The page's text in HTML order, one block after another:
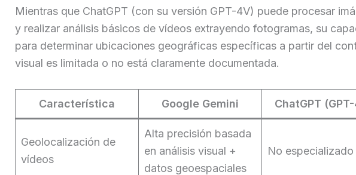
Mientras que ChatGPT (con su versión GPT-4V) puede procesar
y realizar análisis básicos de vídeos extrayendo fotogramas, su
para determinar ubicaciones geográficas específicas a partir del
visual es limitada o no está claramente documentada.
Característica Google Gemini ChatGPT
Geolocalización de
vídeos
Alta precisión basada
en análisis visual +
datos geoespaciales
No especializado